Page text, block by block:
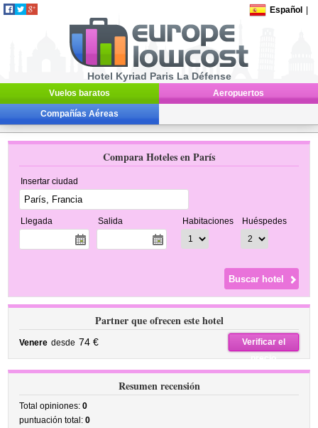
Español
Hotel Kyriad Paris La Défense
Vuelos baratos Aeropuertos
Compañías Aéreas
Compara Hoteles en París
Insertar ciudad
Llegada Salida Habitaciones Huéspedes
Partner que ofrecen este hotel
Venere desde 74 €
Verificar el
precio
Resumen recensión
Total opiniones:0
puntuación total:0